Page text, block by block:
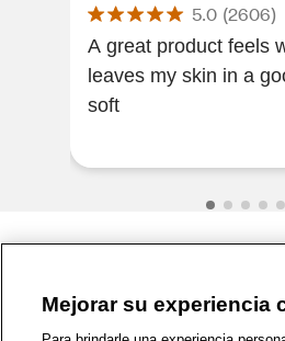
5.0 (2606)
A great product feels
leaves my skin in a
soft
1-800-679-9691 | Contáctenos |
Mejorar su experiencia